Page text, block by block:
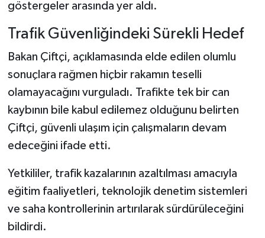
göstergeler arasında yer aldı.
Trafik Güvenliğindeki Sürekli Hedef
Bakan Çiftçi, açıklamasında elde edilen olumlu
sonuçlara rağmen hiçbir rakamın teselli
olamayacağını vurguladı. Trafikte tek bir can
kaybının bile kabul edilemez olduğunu belirten
Çiftçi, güvenli ulaşım için çalışmaların devam
edeceğini ifade etti.
Yetkililer, trafik kazalarının azaltılması amacıyla
eğitim faaliyetleri, teknolojik denetim sistemleri
ve saha kontrollerinin artırılarak sürdürüleceğini
bildirdi.